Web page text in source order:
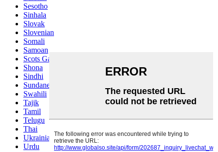
Sesotho
Sinhala
Slovak
Slovenian
Somali
Samoan
Scots Gaelic
Shona
Sindhi
Sundanese
Swahili
Tajik
Tamil
Telugu
Thai
Ukrainian
Urdu